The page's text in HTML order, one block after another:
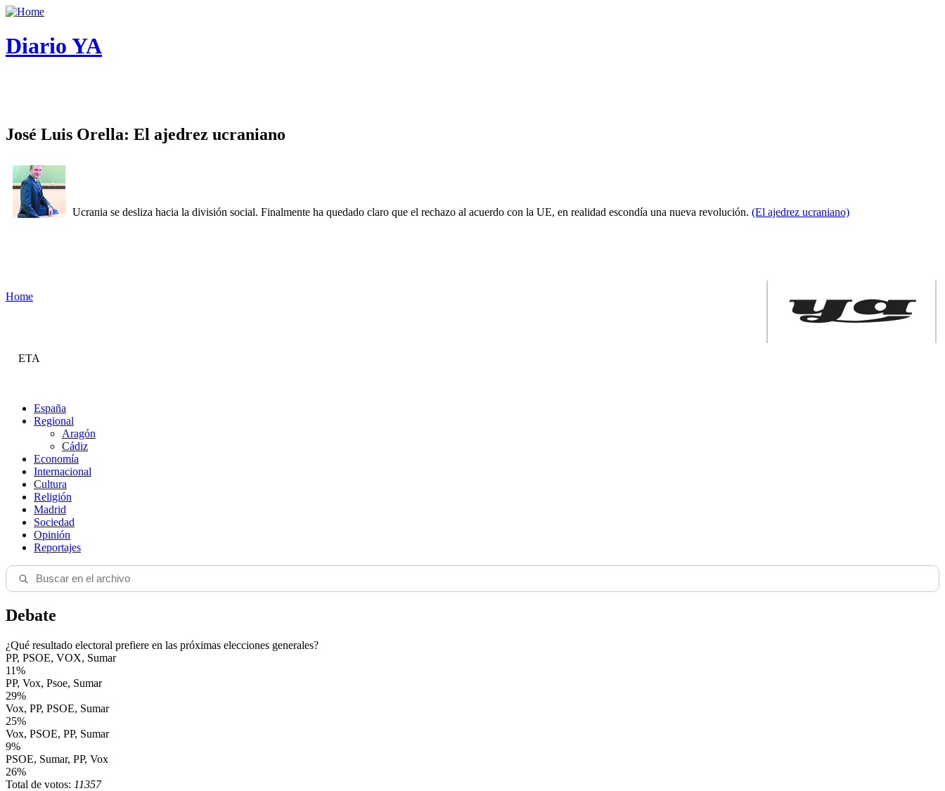
Diario YA
José Luis Orella: El ajedrez ucraniano
Ucrania se desliza hacia la división social. Finalmente ha quedado claro que el rechazo al acuerdo con la UE, en realidad escondía una nueva revolución. (El ajedrez ucraniano)
Home
ETA
España
Regional
Aragón
Cádiz
Economía
Internacional
Cultura
Religión
Madrid
Sociedad
Opinión
Reportajes
Debate
¿Qué resultado electoral prefiere en las próximas elecciones generales?
PP, PSOE, VOX, Sumar
11%
PP, Vox, Psoe, Sumar
29%
Vox, PP, PSOE, Sumar
25%
Vox, PSOE, PP, Sumar
9%
PSOE, Sumar, PP, Vox
26%
Total de votos: 11357